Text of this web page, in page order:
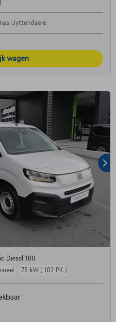
Uyttendaele
wagen
Diesel 100
75 kW ( 102 PK )